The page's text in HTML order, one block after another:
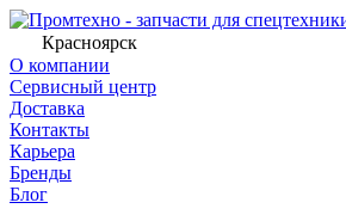
Красноярск
О компании
Сервисный центр
Доставка
Контакты
Карьера
Бренды
Блог